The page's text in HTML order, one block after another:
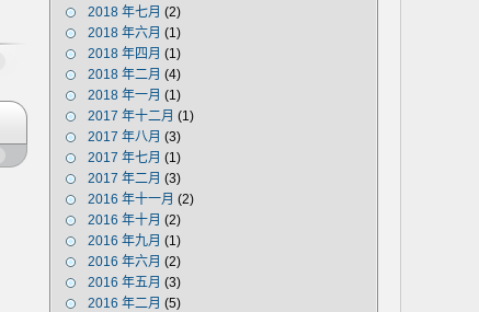
2018 年七月 (2)
2018 年六月 (1)
2018 年四月 (1)
2018 年二月 (4)
2018 年一月 (1)
2017 年十二月 (1)
2017 年八月 (3)
2017 年七月 (1)
2017 年二月 (3)
2016 年十一月 (2)
2016 年十月 (2)
2016 年九月 (1)
2016 年六月 (2)
2016 年五月 (3)
2016 年二月 (5)